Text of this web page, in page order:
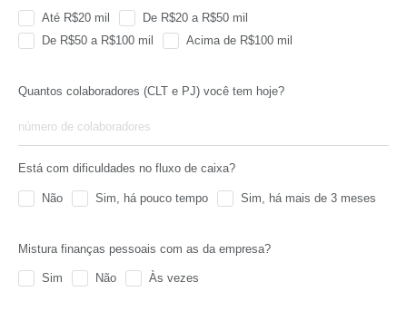
Até R$20 mil
De R$20 a R$50 mil
De R$50 a R$100 mil
Acima de R$100 mil
Quantos colaboradores (CLT e PJ) você tem hoje?
Está com dificuldades no fluxo de caixa?
Não Sim, há pouco tempo Sim, há mais de 3 meses
Mistura finanças pessoais com as da empresa?
Sim Não Às vezes